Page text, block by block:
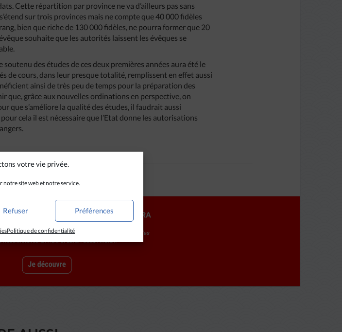
votre vie privée.
notre site web et notre service.
Refuser Préférences
Politique de confidentialité
Cette répartition par province ne va d’ailleurs pas sans
sur trois provinces mais ne compte que 40 000 fidèles
bien que riche de 130 000 fidèles, ne pourra former que 20
souhaite que les autorités laissent les évêques se
des études de ces deux premières années aura été le
de cours, dans leur presque totalité, remplissent en effet aussi
ainsi de très peu de temps pour la préparation des
que, grâce aux nouvelles ordinations en perspective, on
que s’améliore la qualité des études, il faudrait aussi
cela il est nécessaire que l’Etat donne les autorisations